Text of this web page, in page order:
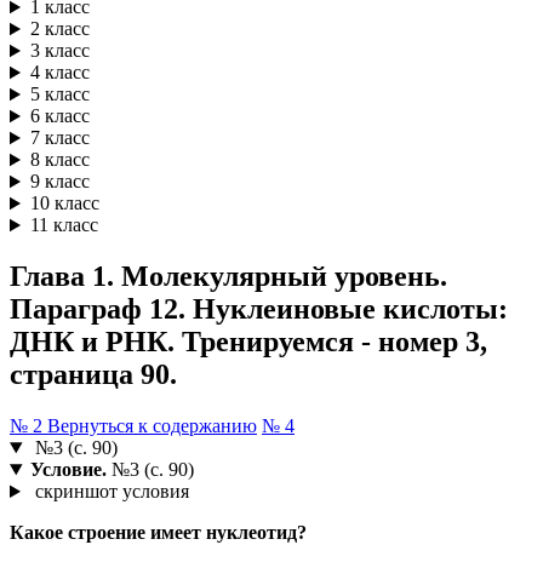
1 класс
2 класс
3 класс
4 класс
5 класс
6 класс
7 класс
8 класс
9 класс
10 класс
11 класс
Глава 1. Молекулярный уровень.
Параграф 12. Нуклеиновые кислоты:
ДНК и РНК. Тренируемся - номер 3,
страница 90.
№ 2 Вернуться к содержанию № 4
№3 (с. 90)
Условие.№3 (с. 90)
скриншот условия
Какое строение имеет нуклеотид?